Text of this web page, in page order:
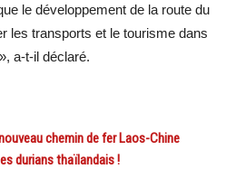
le développement de la route du
les transports et le tourisme dans
a-t-il déclaré.
chemin de fer Laos-Chine
durians thaïlandais !